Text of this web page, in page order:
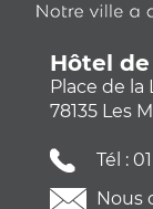
Hôtel
Place de la
78135 Les
Tél :
Nous